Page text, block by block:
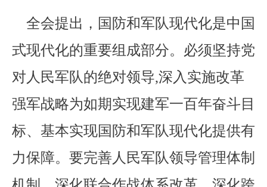
全会提出，国防和军队现代化是中国
式现代化的重要组成部分。必须坚持党
对人民军队的绝对领导,深入实施改革
强军战略为如期实现建军一百年奋斗目
标、基本实现国防和军队现代化提供有
力保障。要完善人民军队领导管理体制